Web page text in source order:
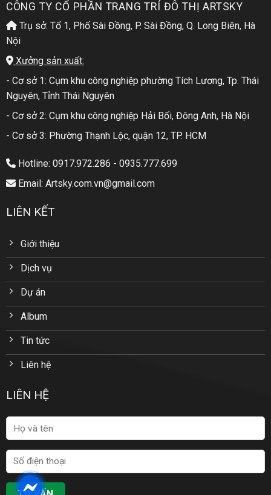
CÔNG TY CỔ PHẦN TRANG TRÍ ĐÔ THỊ ARTSKY
Trụ sở: Tổ 1, Phố Sài Đồng, P. Sài Đồng, Q. Long Biên, Hà
Nội
Xưởng sản xuất:
- Cơ sở 1: Cụm khu công nghiệp phường Tích Lương, Tp. Thái
Nguyên, Tỉnh Thái Nguyên
- Cơ sở 2: Cụm khu công nghiệp Hải Bối, Đông Anh, Hà Nội
- Cơ sở 3: Phường Thạnh Lộc, quận 12, TP. HCM
Hotline: 0917.972.286 - 0935.777.699
Email: Artsky.com.vn@gmail.com
LIÊN KẾT
Giới thiệu
Dịch vụ
Dự án
Album
Tin tức
Liên hệ
LIÊN HỆ